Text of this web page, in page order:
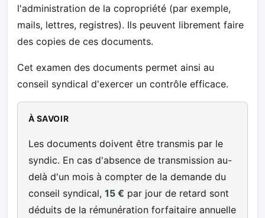
l'administration de la copropriété (par exemple,
mails, lettres, registres). Ils peuvent librement faire
des copies de ces documents.
Cet examen des documents permet ainsi au
conseil syndical d'exercer un contrôle efficace.
À SAVOIR
Les documents doivent être transmis par le
syndic. En cas d'absence de transmission au-
delà d'un mois à compter de la demande du
conseil syndical, 15 € par jour de retard sont
déduits de la rémunération forfaitaire annuelle